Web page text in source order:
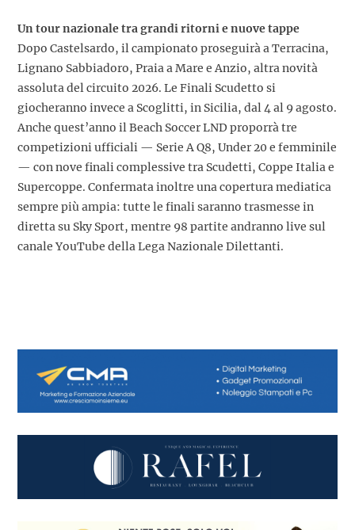
Un tour nazionale tra grandi ritorni e nuove tappe
Dopo Castelsardo, il campionato proseguirà a Terracina,
Lignano Sabbiadoro, Praia a Mare e Anzio, altra novità
assoluta del circuito 2026. Le Finali Scudetto si
giocheranno invece a Scoglitti, in Sicilia, dal 4 al 9 agosto.
Anche quest’anno il Beach Soccer LND proporrà tre
competizioni ufficiali — Serie A Q8, Under 20 e femminile
— con nove finali complessive tra Scudetti, Coppe Italia e
Supercoppe. Confermata inoltre una copertura mediatica
sempre più ampia: tutte le finali saranno trasmesse in
diretta su Sky Sport, mentre 98 partite andranno live sul
canale YouTube della Lega Nazionale Dilettanti.